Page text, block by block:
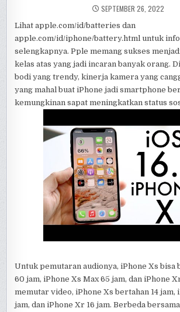
SEPTEMBER 26, 2022
Lihat apple.com/id/batteries dan
apple.com/id/iphone/battery.html untuk
selengkapnya. Pple memang sukses
kelas atas yang jadi incaran banyak orang.
bodi yang trendy, kinerja kamera yang
yang mahal buat iPhone jadi smartphone
kemungkinan sapat meningkatkan status
Untuk pemutaran audionya, iPhone Xs bisa
60 jam, iPhone Xs Max 65 jam, dan iPhone
memutar video, iPhone Xs bertahan 14 jam,
jam, dan iPhone Xr 16 jam. Berbeda